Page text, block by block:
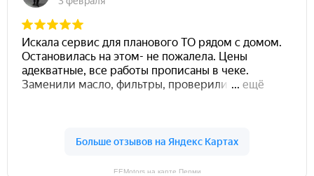
EEMotors на карте Перми